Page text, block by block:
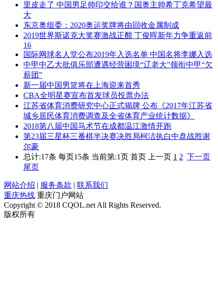
里皮走了 中国男足帅印交给谁？国奥主帅希丁克希望最
大
东京奥组委：2020奥运奖牌将由回收金属制成
2019世界斯诺克大奖赛激战正酣 丁俊晖新年力争重返前
16
国际网球名人堂公布2019年入选名单 中国名将李娜入选
中甲中乙大批俱乐部遭遇经营困境“辽老大”领衔中甲“欠
薪团”
新一届中国男篮将在上海迎来首秀
CBA全明星赛宣布首发球员投票办法
江苏省体育消费研究中心正式揭牌 公布《2017年江苏省
城乡居民体育消费调查及全省体育产业统计数据》
2018第八届中国马术节在成都温江激情开跑
第23届三星杯三番棋半决赛决胜局柯洁执白中盘战胜谢
尔豪
总计:17条 每页15条 当前第:1页 首页 上一页 1 2 下一页
尾页
网站介绍 | 服务条款 | 联系我们
重庆热线 重庆门户网站
Copyright © 2018 CQOL.net All Rights Reserved.
版权所有